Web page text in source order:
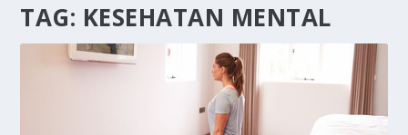
TAG: KESEHATAN MENTAL